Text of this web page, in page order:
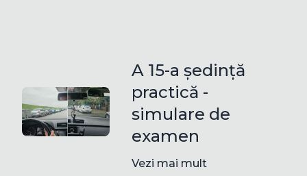
A 15-a ședință
practică -
simulare de
examen
Vezi mai mult